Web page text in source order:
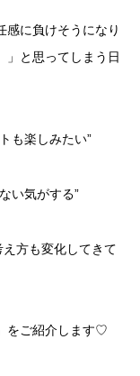
感に負けそうになり
」と思ってしまう日
も楽しみたい”
い気がする”
え方も変化してきて
をご紹介します♡